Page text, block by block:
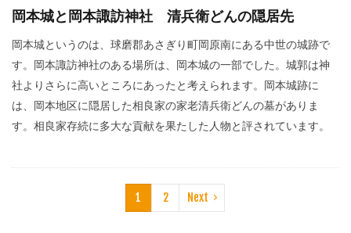
岡本城と岡本諏訪神社 清兵衛どんの隠居先
岡本城というのは、球磨郡あさぎり町岡原南にある中世の城跡で
す。岡本諏訪神社のある場所は、岡本城の一部でした。城郭は神
社よりさらに高いところにあったと考えられます。岡本城跡に
は、岡本地区に隠居した相良家の家老清兵衛どんの墓がありま
す。相良家存続に多大な貢献を果たした人物と評されています。
1 2 Next